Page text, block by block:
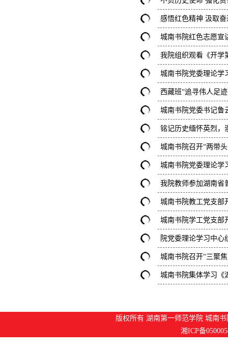
感悟红色精神 汲取
城南书院红色志愿宣
我院组织观看《开学
城南书院党委理论学
西藏班“追寻伟人足
城南书院党委书记鲁
铭记历史缅怀英烈，
城南书院召开“两带
城南书院党委理论学
我院教师参加湖南省
城南书院教工党支部
城南书院学工党支部
院党委理论学习中心
城南书院召开“三聚
城南书院集体学习《
版权所有 湖南第一师范学院 城南
湘ICP备